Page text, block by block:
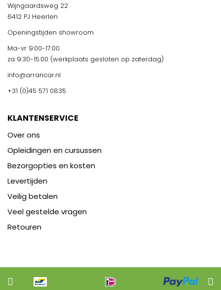
Wijngaardsweg 22
6412 PJ Heerlen
Openingstijden showroom
Ma-vr 9:00-17:00
za 9:30-15:00 (werkplaats gesloten op zaterdag)
info@arrancar.nl
+31 (0)45 571 0835
KLANTENSERVICE
Over ons
Opleidingen en cursussen
Bezorgopties en kosten
Levertijden
Veilig betalen
Veel gestelde vragen
Retouren